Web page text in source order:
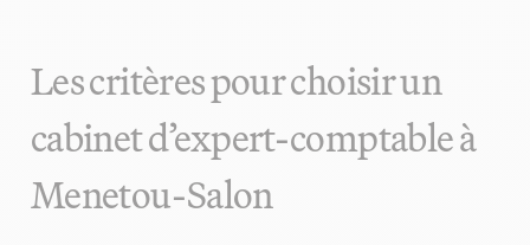
Les critères pour choisir un
cabinet d’expert-comptable à
Menetou-Salon